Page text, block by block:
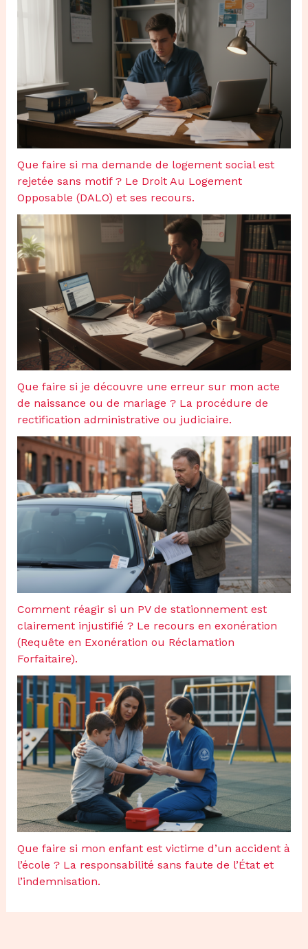
Que faire si ma demande de logement social est
rejetée sans motif ? Le Droit Au Logement
Opposable (DALO) et ses recours.
Que faire si je découvre une erreur sur mon acte
de naissance ou de mariage ? La procédure de
rectification administrative ou judiciaire.
Comment réagir si un PV de stationnement est
clairement injustifié ? Le recours en exonération
(Requête en Exonération ou Réclamation
Forfaitaire).
Que faire si mon enfant est victime d’un accident à
l’école ? La responsabilité sans faute de l’État et
l’indemnisation.